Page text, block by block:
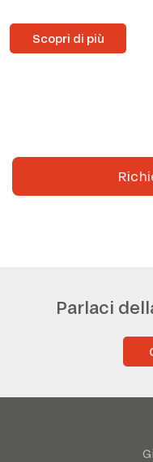
Scopri di più
Parlaci